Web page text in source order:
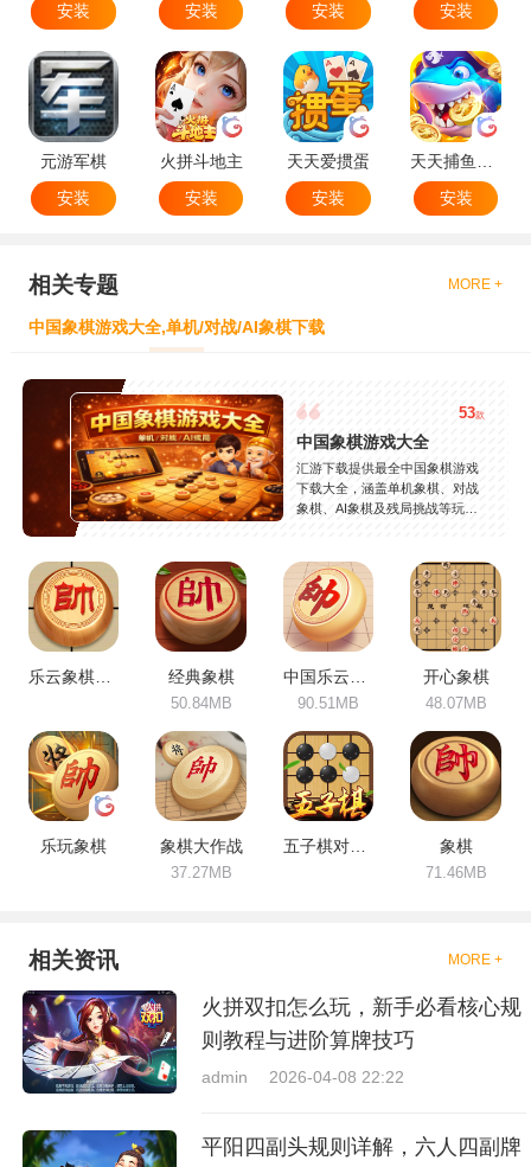
安装
安装
安装
安装
元游军棋
安装
火拼斗地主
安装
天天爱掼蛋
安装
安装
相关专题 MORE +
中国象棋游戏大全,单机/对战/AI象棋下载
53款
中国象棋游戏大全
汇游下载提供最全中国象棋游戏
下载大全，涵盖单机象棋、对战
象棋、AI象棋及残局挑战等玩
续更新。
乐云象棋对战 经典象棋
50.84MB 90.51MB
开心象棋
48.07MB
乐玩象棋 象棋大作战
37.27MB
五子棋对弈版 象棋
71.46MB
相关资讯 MORE +
火拼双扣怎么玩，新手必看核心规
则教程与进阶算牌技巧
admin 2026-04-08 22:22
平阳四副头规则详解，六人四副牌